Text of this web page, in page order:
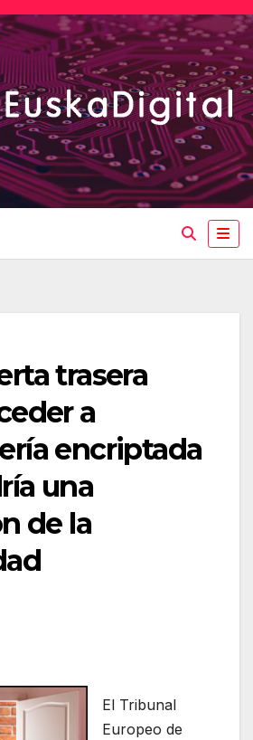
trasera
a
encriptada
una
de la
El Tribunal
Europeo de